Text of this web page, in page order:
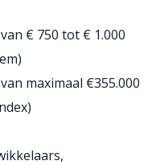
€ 750 tot € 1.000
maximaal €355.000